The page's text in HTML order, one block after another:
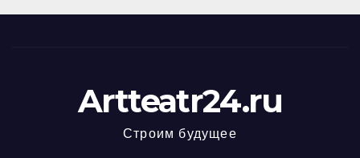
Artteatr24.ru
Строим будущее